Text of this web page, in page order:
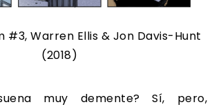
#3, Warren Ellis & Jon Davis-Hunt
(2018)
muy demente? Sí, pero,